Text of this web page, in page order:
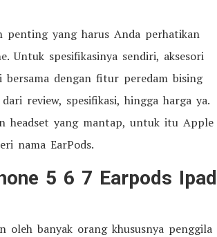
penting yang harus Anda perhatikan
Untuk spesifikasinya sendiri, aksesori
dengan fitur peredam bising
review, spesifikasi, hingga harga ya.
headset yang mantap, untuk itu Apple
nama EarPods.
5 6 7 Earpods Ipad
oleh banyak orang khususnya penggila